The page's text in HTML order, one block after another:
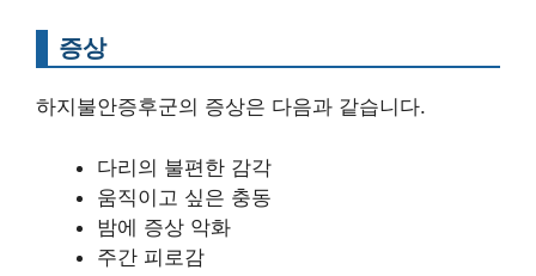
증상
하지불안증후군의 증상은 다음과 같습니다.
다리의 불편한 감각
움직이고 싶은 충동
밤에 증상 악화
주간 피로감